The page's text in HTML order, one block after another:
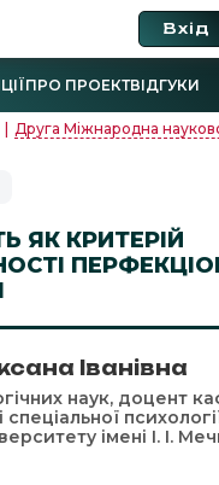
Вхід
ПРО ПРОЕКТВІДГУКИ
Друга Міжнародна
ЯК КРИТЕРІЙ
Іванівна
наук, доцент
спеціальної
імені І. І.